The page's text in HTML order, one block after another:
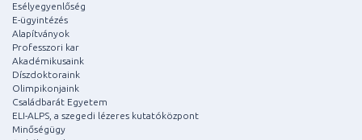
Esélyegyenlőség
E-ügyintézés
Alapítványok
Professzori kar
Akadémikusaink
Díszdoktoraink
Olimpikonjaink
Családbarát Egyetem
ELI-ALPS, a szegedi lézeres kutatóközpont
Minőségügy